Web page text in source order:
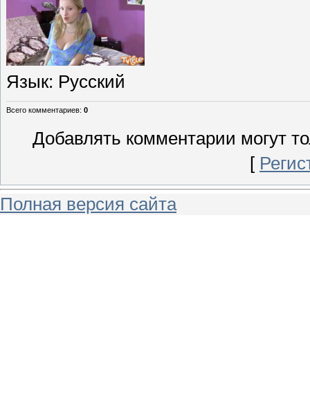
Язык: Русский
Всего комментариев: 0
Добавлять комментарии могут
[
Полная версия сайта